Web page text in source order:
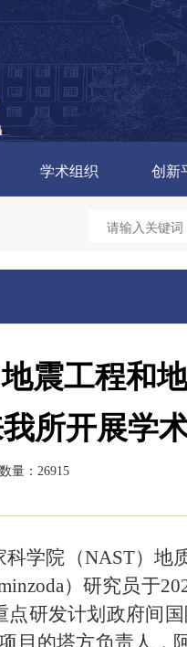
学术组织 创新
震工程和
所开展学
量：26915
学院（NAST）地
）研究员于
研发计划政府间
目的塔方负责人，